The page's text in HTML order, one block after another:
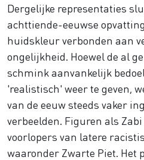
Dergelijke representaties
achttiende-eeuwse
huidskleur verbonden aan
ongelijkheid. Hoewel de al
schmink aanvankelijk
'realistisch' weer te geven,
van de eeuw steeds vaker
verbeelden. Figuren als
voorlopers van latere
waaronder Zwarte Piet. Het